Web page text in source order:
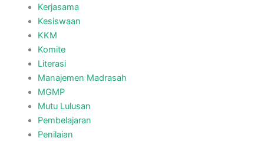
Kerjasama
Kesiswaan
KKM
Komite
Literasi
Manajemen Madrasah
MGMP
Mutu Lulusan
Pembelajaran
Penilaian